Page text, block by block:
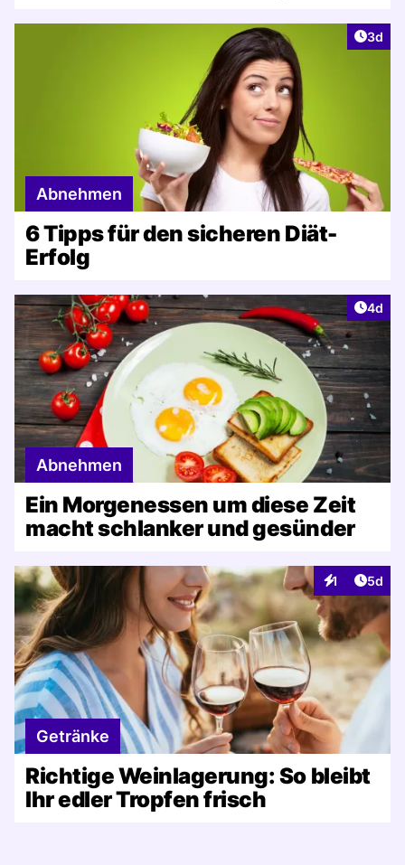
3d
Abnehmen
6 Tipps für den sicheren Diät-
Erfolg
4d
Abnehmen
Ein Morgenessen um diese Zeit
macht schlanker und gesünder
1
Interaktionen
5d
Getränke
Richtige Weinlagerung: So bleibt
Ihr edler Tropfen frisch